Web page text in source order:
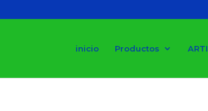
inicio Productos